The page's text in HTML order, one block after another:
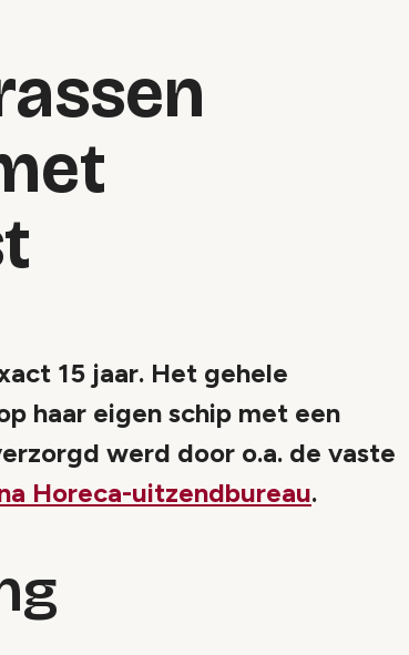
15 jaar. Het gehele
haar eigen schip met een
werd door o.a. de vaste
Horeca-uitzendbureau.